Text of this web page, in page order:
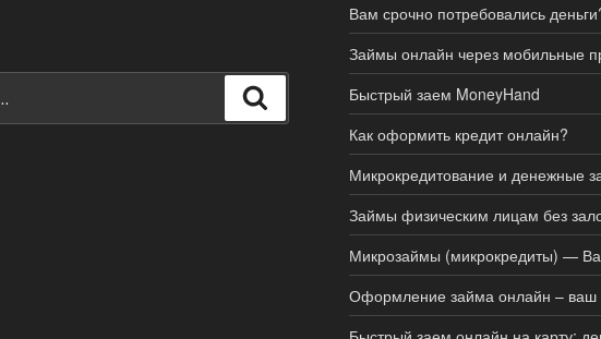
Вам срочно потребовались
Займы онлайн через мобильные
Быстрый заем MoneyHand
Как оформить кредит онлайн?
Микрокредитование и денежные
Займы физическим лицам без
Микрозаймы (микрокредиты) —
Оформление займа онлайн – ваш